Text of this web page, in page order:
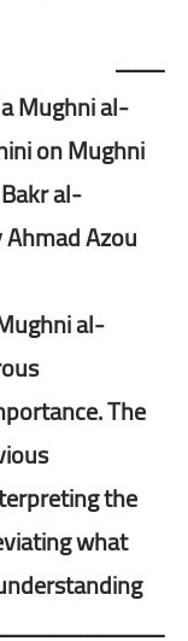
ــــــــ
Mughni al-
on Mughni
al-
Azou
al-
The
the
what